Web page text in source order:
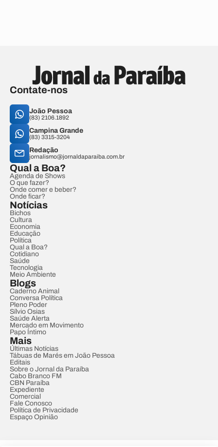
Contate-nos
João Pessoa
(83) 2106.1892
Campina Grande
(83) 3315-3204
Redação
jornalismo@jornaldaparaiba.com.br
Qual a Boa?
Agenda de Shows
O que fazer?
Onde comer e beber?
Onde ficar?
Notícias
Bichos
Cultura
Economia
Educação
Política
Qual a Boa?
Cotidiano
Saúde
Tecnologia
Meio Ambiente
Blogs
Caderno Animal
Conversa Política
Pleno Poder
Sílvio Osias
Saúde Alerta
Mercado em Movimento
Papo Íntimo
Mais
Últimas Notícias
Tábuas de Marés em João Pessoa
Editais
Sobre o Jornal da Paraíba
Cabo Branco FM
CBN Paraíba
Expediente
Comercial
Fale Conosco
Política de Privacidade
Espaço Opinião